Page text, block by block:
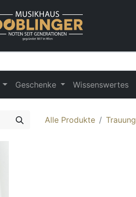
Geschenke Wissenswertes
Alle Produkte Trauung